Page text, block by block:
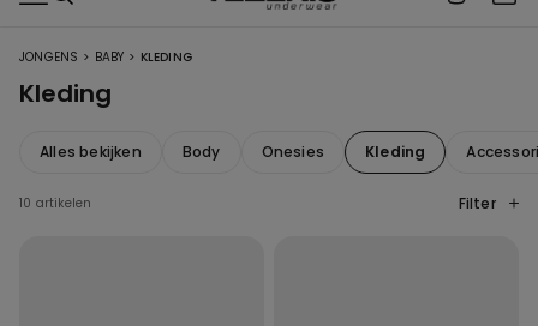
JONGENS > BABY > KLEDING
Kleding
Alles bekijken Body Onesies Kleding
10 artikelen Filter